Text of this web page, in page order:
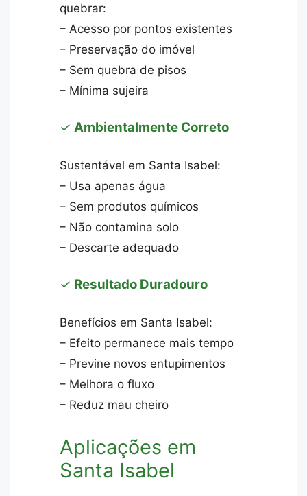
quebrar:
– Acesso por pontos existentes
– Preservação do imóvel
– Sem quebra de pisos
– Mínima sujeira
✓Ambientalmente Correto
Sustentável em Santa Isabel:
– Usa apenas água
– Sem produtos químicos
– Não contamina solo
– Descarte adequado
✓ Resultado Duradouro
Benefícios em Santa Isabel:
– Efeito permanece mais tempo
– Previne novos entupimentos
– Melhora o fluxo
– Reduz mau cheiro
Aplicações em
Santa Isabel